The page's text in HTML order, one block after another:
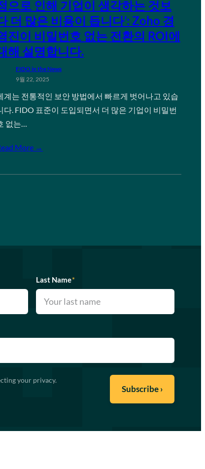
으로 인해 기업이 생각하는 것보
더 많은 비용이 듭니다’: Zoho 경
진이 비밀번호 없는 전환의 ROI에
해 설명합니다.
FIDO in the News
9월 22, 2025
계는 전통적인 보안 방법에서 빠르게 벗어나고 있습
다. FIDO 표준이 도입되면서 더 많은 기업이 비밀번
없는…
More →
Last Name*
your privacy.